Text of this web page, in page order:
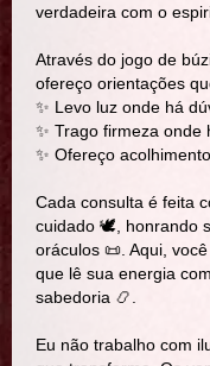
verdadeira com o
Através do jogo de
ofereço orientações
✨ Levo luz onde há
✨ Trago firmeza onde
✨ Ofereço
Cada consulta é feita
cuidado 🕊️, honrando
oráculos 📜. Aqui,
que lê sua energia
sabedoria 📿.
Eu não trabalho com